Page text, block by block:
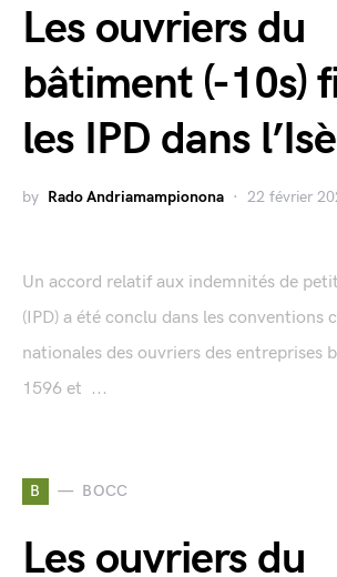
Les ouvriers du
bâtiment (-10s)
les IPD dans
by Rado Andriamampionona 22 février
Un accord relatif aux indemnités de
(IPD) a été conclu dans les conventions
nationales des ouvriers des entreprises
1596 et ...
B BOCC
Les ouvriers du